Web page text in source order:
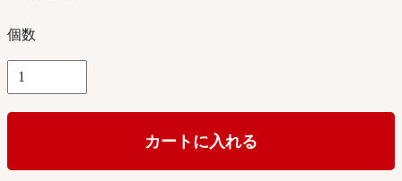
個数
カートに入れる